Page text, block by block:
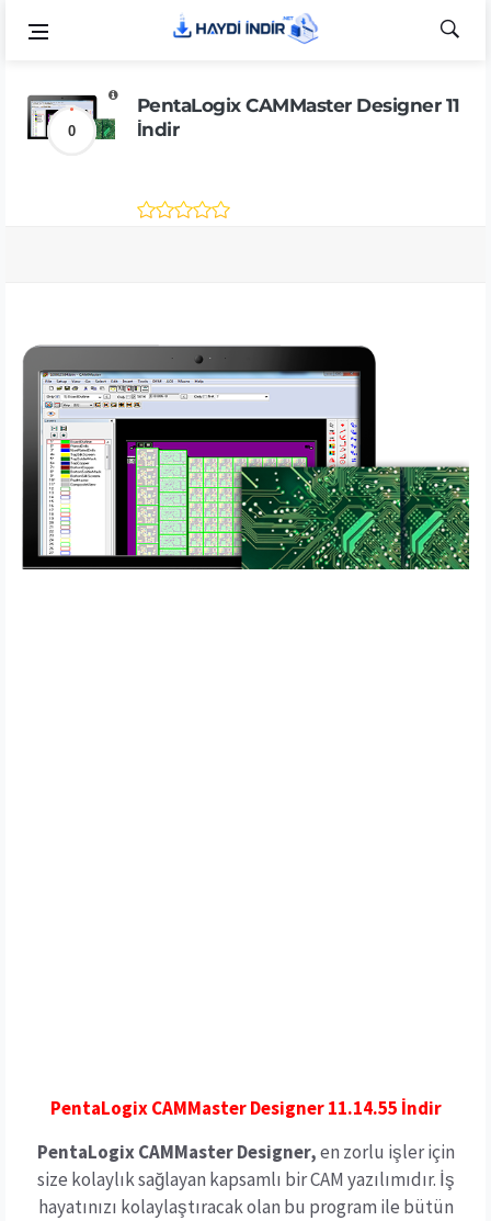
0
PentaLogix CAMMaster Designer 11
İndir
PentaLogix CAMMaster Designer 11.14.55 İndir
PentaLogix CAMMaster Designer,en zorlu işler için
size kolaylık sağlayan kapsamlı bir CAM yazılımıdır. İş
hayatınızı kolaylaştıracak olan bu program ile bütün